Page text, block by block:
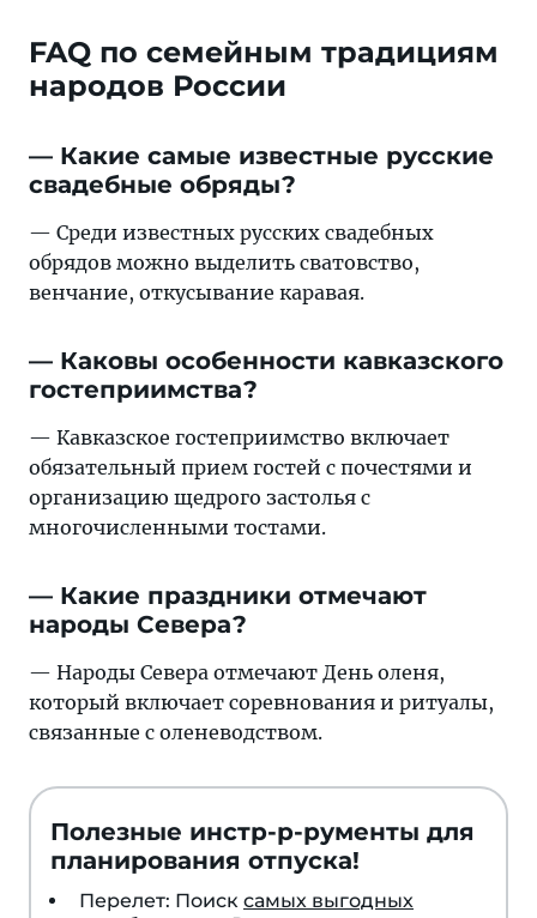
FAQ по семейным традициям
народов России
— Какие самые известные русские
свадебные обряды?
— Среди известных русских свадебных
обрядов можно выделить сватовство,
венчание, откусывание каравая.
— Каковы особенности кавказского
гостеприимства?
— Кавказское гостеприимство включает
обязательный прием гостей с почестями и
организацию щедрого застолья с
многочисленными тостами.
— Какие праздники отмечают
народы Севера?
— Народы Севера отмечают День оленя,
который включает соревнования и ритуалы,
связанные с оленеводством.
Полезные инстр-р-рументы для
планирования отпуска!
Перелет: Поиск самых выгодных